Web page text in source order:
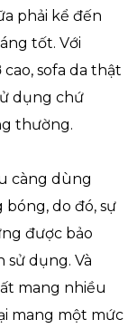
phải kể đến
tốt. Với
sofa da thật
dụng chứ
thường.
càng dùng
bóng, do đó, sự
được bảo
dụng. Và
mang nhiều
mang một mức